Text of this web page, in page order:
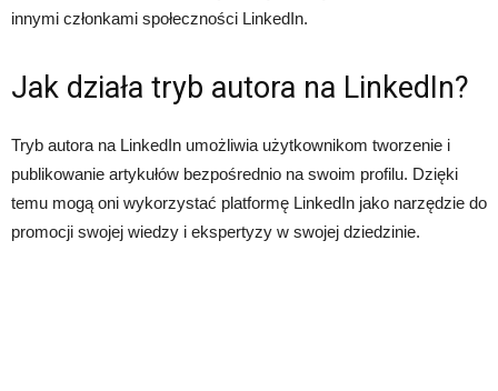
innymi członkami społeczności LinkedIn.
Jak działa tryb autora na LinkedIn?
Tryb autora na LinkedIn umożliwia użytkownikom tworzenie i
publikowanie artykułów bezpośrednio na swoim profilu. Dzięki
temu mogą oni wykorzystać platformę LinkedIn jako narzędzie do
promocji swojej wiedzy i ekspertyzy w swojej dziedzinie.